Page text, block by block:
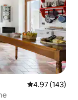
Rating medju
4.97 (143)